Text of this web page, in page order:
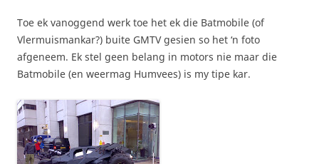
Toe ek vanoggend werk toe het ek die Batmobile (of
Vlermuismankar?) buite GMTV gesien so het ‘n foto
afgeneem. Ek stel geen belang in motors nie maar die
Batmobile (en weermag Humvees) is my tipe kar.